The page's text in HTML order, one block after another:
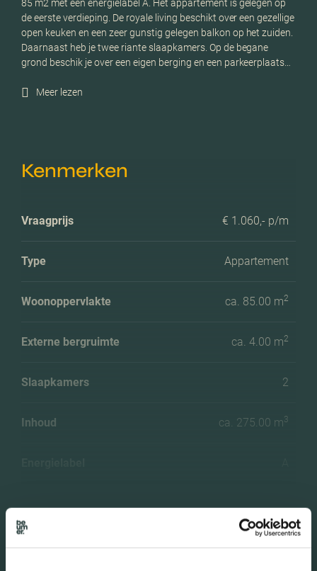
85 m2 met een energielabel A. Het appartement is gelegen op
de eerste verdieping. De royale living beschikt over een gezellige
open keuken en een zeer gunstig gelegen balkon op het zuiden.
Daarnaast heb je twee riante slaapkamers. Op de begane
grond beschik je over een eigen berging en een parkeerplaats…
Meer lezen
Kenmerken
Vraagprijs € 1.060,- p/m
Type Appartement
Woonoppervlakte ca. 85.00 m2
Externe bergruimte ca. 4.00 m2
Slaapkamers 2
Inhoud ca. 275.00 m3